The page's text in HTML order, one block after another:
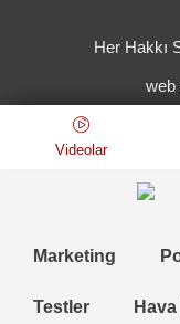
Her Hakkı
web
Videolar
Marketing
Testler